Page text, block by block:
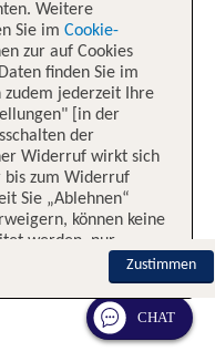
Weitere
Sie im Cookie-
zur auf Cookies
finden Sie im
zudem jederzeit Ihre
[in der
der
Widerruf wirkt sich
bis zum Widerruf
Sie „Ablehnen“
können keine
werden, nur
Zustimmen
CHAT